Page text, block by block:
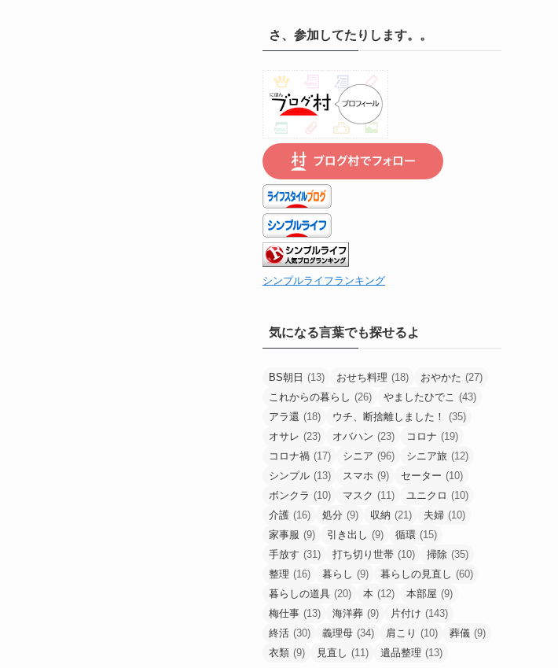
り
は
こ
ち
ら
で
さ、参加してたりします。。
シンプルライフランキング
気になる言葉でも探せるよ
BS朝日 (13) おせち料理 (18) おやかた (27)
これからの暮らし (26) やましたひでこ (43)
アラ還 (18) ウチ、断捨離しました！
(35)
オサレ (23) オバハン (23) コロナ (19)
コロナ禍 (17) シニア (96) シニア旅 (12)
シンプル (13) スマホ (9) セーター (10)
ボンクラ (10) マスク (11) ユニクロ (10)
介護 (16) 処分 (9) 収納 (21) 夫婦 (10)
家事服 (9) 引き出し (9) 循環 (15)
手放す (31) 打ち切り世帯 (10) 掃除 (35)
整理 (16) 暮らし (9) 暮らしの見直し (60)
暮らしの道具 (20) 本 (12) 本部屋 (9)
梅仕事 (13) 海洋葬 (9) 片付け (143)
終活 (30) 義理母 (34) 肩こり (10) 葬儀 (9)
衣類 (9) 見直し (11) 遺品整理 (13)